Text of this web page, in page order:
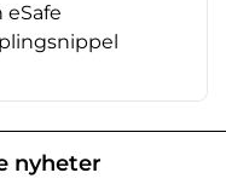
eSafe
nyheter